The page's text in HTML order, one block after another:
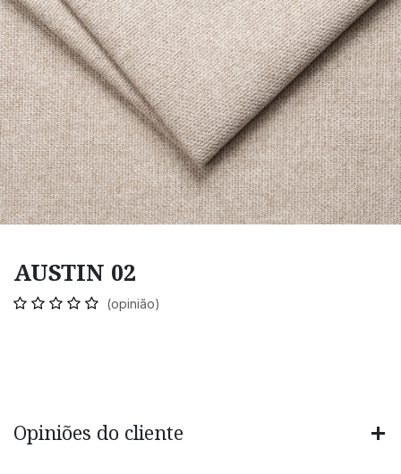
AUSTIN 02
(opinião)
Opiniões do cliente